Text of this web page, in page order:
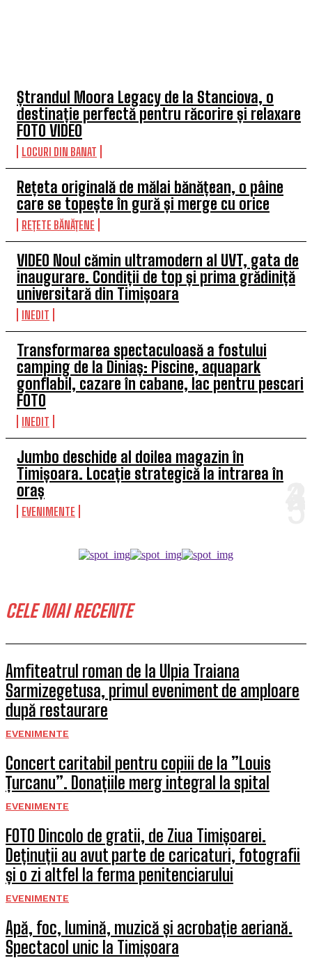
Ștrandul Moora Legacy de la Stanciova, o
destinație perfectă pentru răcorire și relaxare
FOTO VIDEO
LOCURI DIN BANAT
Rețeta originală de mălai bănățean, o pâine
care se topește în gură și merge cu orice
REȚETE BĂNĂȚENE
VIDEO Noul cămin ultramodern al UVT, gata de
inaugurare. Condiții de top și prima grădiniță
universitară din Timișoara
INEDIT
Transformarea spectaculoasă a fostului
camping de la Diniaș: Piscine, aquapark
gonflabil, cazare în cabane, lac pentru pescari
FOTO
INEDIT
Jumbo deschide al doilea magazin în
Timișoara. Locație strategică la intrarea în
oraș
EVENIMENTE
CELE MAI RECENTE
Amfiteatrul roman de la Ulpia Traiana
Sarmizegetusa, primul eveniment de amploare
după restaurare
EVENIMENTE
Concert caritabil pentru copiii de la ”Louis
Țurcanu”. Donațiile merg integral la spital
EVENIMENTE
FOTO Dincolo de gratii, de Ziua Timișoarei.
Deținuții au avut parte de caricaturi, fotografii
și o zi altfel la ferma penitenciarului
EVENIMENTE
Apă, foc, lumină, muzică și acrobație aeriană.
Spectacol unic la Timișoara